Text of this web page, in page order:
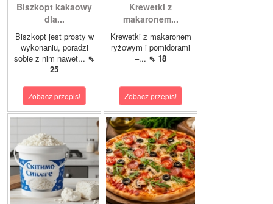
Biszkopt kakaowy
dla...
Biszkopt jest prosty w
wykonaniu, poradzi
sobie z nim nawet... ⇖
25
Zobacz przepis!
Krewetki z
makaronem...
Krewetki z makaronem
ryżowym i pomidorami
–... ⇖ 18
Zobacz przepis!